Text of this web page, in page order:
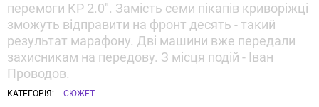
перемоги КР 2.0". Замість семи пікапів криворіжці
зможуть відправити на фронт десять - такий
результат марафону. Дві машини вже передали
захисникам на передову. З місця подій - Іван
Проводов.
КАТЕГОРІЯ: СЮЖЕТ